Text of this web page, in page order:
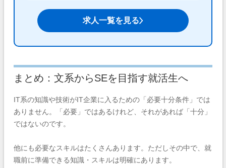
求人一覧を見る
まとめ：文系からSEを目指す就活生へ
IT系の知識や技術がIT企業に入るための「必要十分条件」では
ありません。「必要」ではあるけれど、それがあれば「十分」
ではないのです。
他にも必要なスキルはたくさんあります。ただしその中で、就
職前に準備できる知識・スキルは明確にあります。